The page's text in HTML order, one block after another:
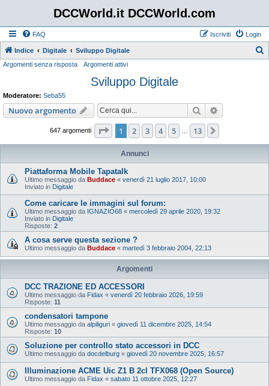
DCCWorld.it DCCWorld.com
FAQ Login
Iscriviti
Indice Digitale Sviluppo Digitale
Argomenti senza risposta Argomenti attivi
Sviluppo Digitale
Moderatore: Seba55
Nuovo argomento Cerca
647 argomenti Pagina di 13
1 2 3 4 5 13
Annunci
Piattaforma Mobile Tapatalk
Ultimo messaggio da Buddace « venerdì 21 luglio 2017, 10:00
Inviato in Digitale
Come caricare le immagini sul forum:
Ultimo messaggio da IGNAZIO68 « mercoledì 29 aprile 2020, 19:32
Inviato in Digitale
Risposte: 2
A cosa serve questa sezione ?
Ultimo messaggio da Buddace « martedì 3 febbraio 2004, 22:13
Argomenti
DCC TRAZIONE ED ACCESSORI
Ultimo messaggio da Fidax « venerdì 20 febbraio 2026, 19:59
Risposte: 11
condensatori tampone
Ultimo messaggio da alpiliguri « giovedì 11 dicembre 2025, 14:54
Risposte: 10
Soluzione per controllo stato accessori in DCC
Ultimo messaggio da docdelburg « giovedì 20 novembre 2025, 16:57
Illuminazione ACME Uic Z1 B 2cl TFX068 (Open Source)
Ultimo messaggio da Fidax « sabato 11 ottobre 2025, 12:27